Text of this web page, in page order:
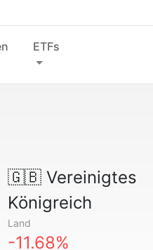
ETFs
🇬🇧Vereinigtes
Königreich
Land
-11.68%